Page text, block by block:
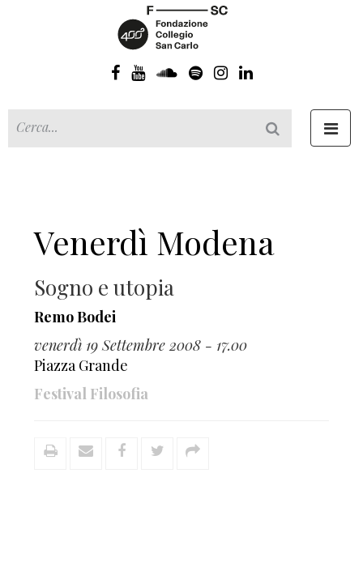
Venerdì Modena
Sogno e utopia
Remo Bodei
venerdì 19 Settembre 2008 - 17.00
Piazza Grande
Festival Filosofia